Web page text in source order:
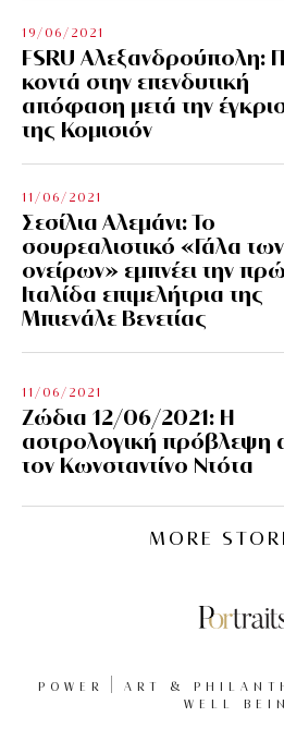
19/06/2021
FSRU Αλεξανδρούπολη:
κοντά στην επενδυτική
απόφαση μετά την
της Κομισιόν
11/06/2021
Σεσίλια Αλεμάνι: Το
σουρεαλιστικό «Γάλα των
ονείρων» εμπνέει την
Ιταλίδα επιμελήτρια της
Μπιενάλε Βενετίας
11/06/2021
Ζώδια 12/06/2021: Η
αστρολογική πρόβλεψη
τον Κωνσταντίνο Ντότα
MORE
POWER ART &
WELL